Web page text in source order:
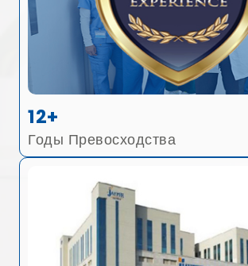
12+
Годы Превосходства